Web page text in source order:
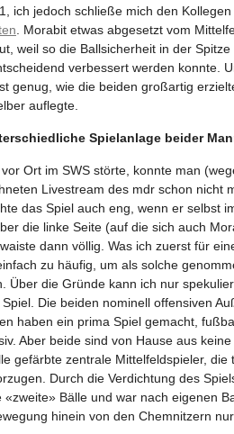
ich jedoch schließe mich den
. Morabit etwas abgesetzt vom
weil so die Ballsicherheit in der
verbessert werden konnte.
genug, wie die beiden großartig
auflegte.
Spielanlage beider
Ort im SWS störte, konnte man
Livestream des mdr schon nicht
das Spiel auch eng, wenn er selbst
die linke Seite (auf die sich auch
dann völlig. Was ich zuerst für
zu häufig, um als solche
Über die Gründe kann ich nur
Die beiden nominell offensiven
haben ein prima Spiel gemacht,
Aber beide sind von Hause aus
gefärbte zentrale Mittelfeldspieler,
Durch die Verdichtung des
«zweite» Bälle und war nach eigenen
hinein von den Chemnitzern